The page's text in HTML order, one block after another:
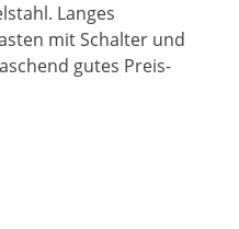
Langes
mit Schalter und
gutes Preis-